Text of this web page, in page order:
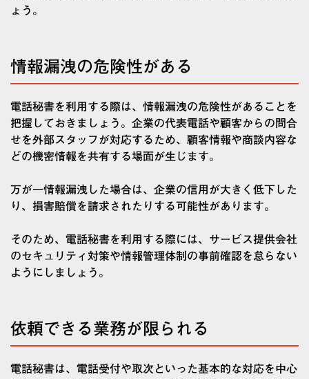
ょう。
情報漏洩の危険性がある
電話秘書を利用する際は、情報漏洩の危険性があることを
把握しておきましょう。企業の代表電話や顧客からの問合
せを外部スタッフが対応するため、顧客情報や商談内容な
どの機密情報を共有する場面が生じます。
万が一情報漏洩した場合は、企業の信用が大きく低下した
り、損害賠償を請求されたりする可能性があります。
そのため、電話秘書を利用する際には、サービス提供会社
のセキュリティ対策や情報管理体制の事前確認を怠らない
ようにしましょう。
依頼できる業務が限られる
電話秘書は、電話受付や取次といった基本的な対応を中心